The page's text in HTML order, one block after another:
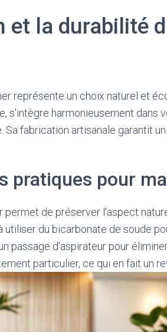
et la durabilité
représente un choix naturel et
s'intègre harmonieusement dans
Sa fabrication artisanale garantit
pratiques pour
permet de préserver l'aspect
du bicarbonate de soude
passage d'aspirateur pour
particulier, ce qui en fait un